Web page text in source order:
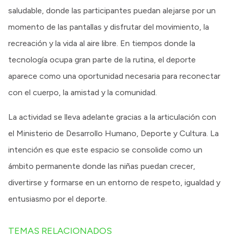
saludable, donde las participantes puedan alejarse por un
momento de las pantallas y disfrutar del movimiento, la
recreación y la vida al aire libre. En tiempos donde la
tecnología ocupa gran parte de la rutina, el deporte
aparece como una oportunidad necesaria para reconectar
con el cuerpo, la amistad y la comunidad.
La actividad se lleva adelante gracias a la articulación con
el Ministerio de Desarrollo Humano, Deporte y Cultura. La
intención es que este espacio se consolide como un
ámbito permanente donde las niñas puedan crecer,
divertirse y formarse en un entorno de respeto, igualdad y
entusiasmo por el deporte.
TEMAS RELACIONADOS